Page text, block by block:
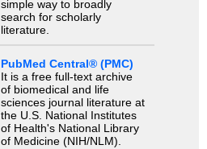
simple way to broadly
search for scholarly
literature.
PubMed Central® (PMC)
It is a free full-text archive
of biomedical and life
sciences journal literature at
the U.S. National Institutes
of Health's National Library
of Medicine (NIH/NLM).